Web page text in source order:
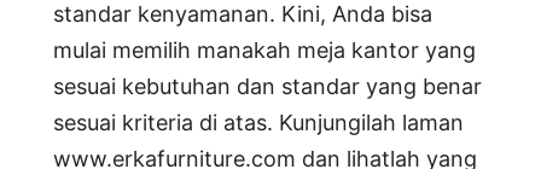
standar kenyamanan. Kini, Anda bisa
mulai memilih manakah meja kantor yang
sesuai kebutuhan dan standar yang benar
sesuai kriteria di atas. Kunjungilah laman
www.erkafurniture.com dan lihatlah yang